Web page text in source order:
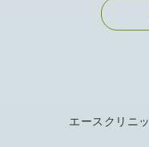
エースクリニ